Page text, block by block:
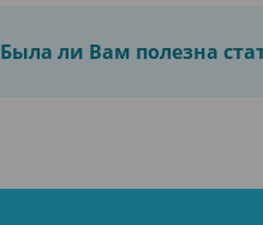
Была ли Вам полезна